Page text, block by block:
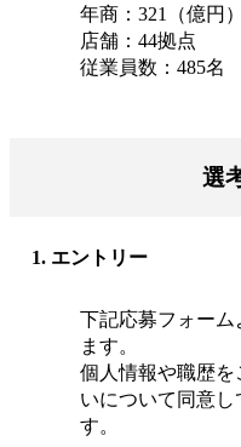
年商：321（億円）
店舗：44拠点
従業員数：485名
選
1. エントリー
下記応募フォーム
ます。
個人情報や職歴
いについて同意
す。